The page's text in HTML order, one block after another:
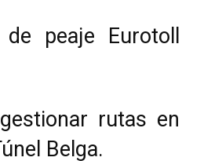
peaje Eurotoll
rutas en
Belga.